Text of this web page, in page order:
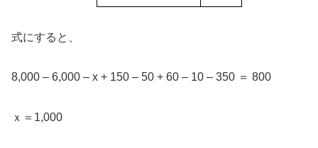
式にすると、
8,000 – 6,000 – x + 150 – 50 + 60 – 10 – 350 ＝ 800
ｘ＝1,000